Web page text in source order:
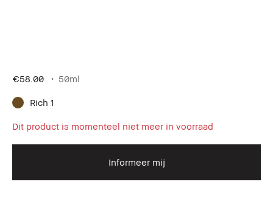
€58.00 50ml
Rich 1
Dit product is momenteel niet meer in voorraad
Informeer mij